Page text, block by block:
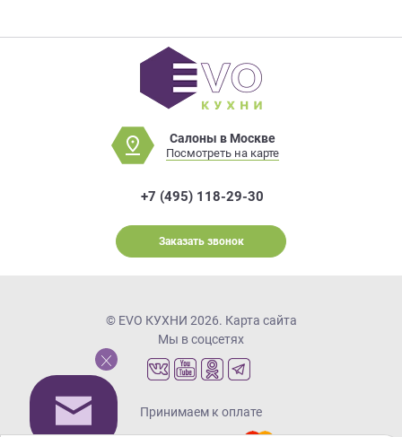
Салоны в Москве
Посмотреть на карте
+7 (495) 118-29-30
Заказать звонок
© EVO КУХНИ 2026. Карта сайта
Мы в соцсетях
Принимаем к оплате